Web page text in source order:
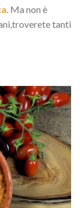
. Ma non è
tanti